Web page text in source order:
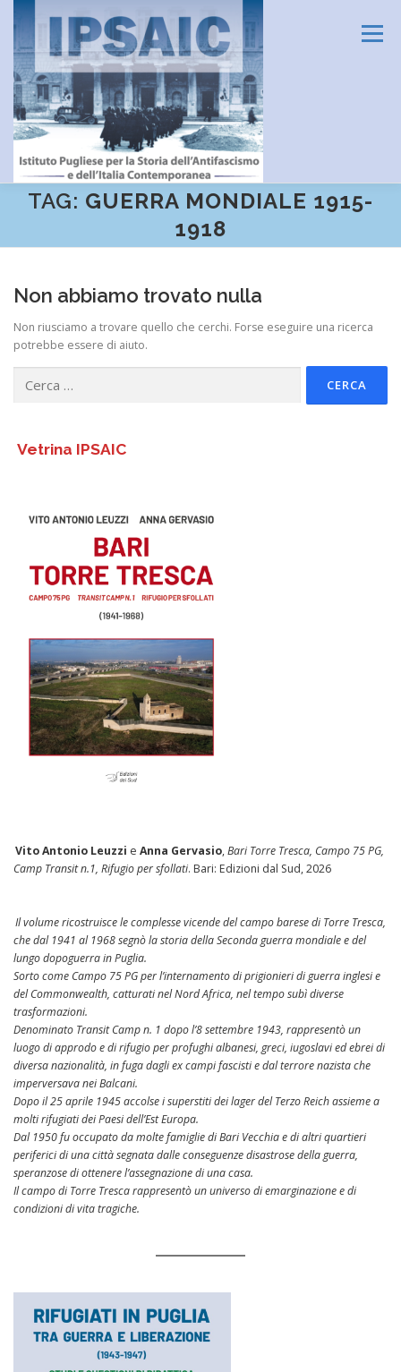
Passa
Menu
DIDATTICA E FORMAZIONE
AMMINISTRAZIONE TRASPARENTE
TAG: GUERRA MONDIALE 1915-
1918
Non abbiamo trovato nulla
Non riusciamo a trovare quello che cerchi. Forse eseguire una ricerca
potrebbe essere di aiuto.
per:
Vetrina IPSAIC
Vito Antonio Leuzzi eAnna Gervasio,Bari Torre Tresca, Campo 75 PG,
Camp Transit n.1, Rifugio per sfollati. Bari: Edizioni dal Sud, 2026
Il volume ricostruisce le complesse vicende del campo barese di Torre Tresca,
che dal 1941 al 1968 segnò la storia della Seconda guerra mondiale e del
lungo dopoguerra in Puglia.
Sorto come Campo 75 PG per l’internamento di prigionieri di guerra inglesi e
del Commonwealth, catturati nel Nord Africa, nel tempo subì diverse
trasformazioni.
Denominato Transit Camp n. 1 dopo l’8 settembre 1943, rappresentò un
luogo di approdo e di rifugio per profughi albanesi, greci, iugoslavi ed ebrei di
diversa nazionalità, in fuga dagli ex campi fascisti e dal terrore nazista che
imperversava nei Balcani.
Dopo il 25 aprile 1945 accolse i superstiti dei lager del Terzo Reich assieme a
molti rifugiati dei Paesi dell’Est Europa.
Dal 1950 fu occupato da molte famiglie di Bari Vecchia e di altri quartieri
periferici di una città segnata dalle conseguenze disastrose della guerra,
speranzose di ottenere l’assegnazione di una casa.
Il campo di Torre Tresca rappresentò un universo di emarginazione e di
condizioni di vita tragiche.